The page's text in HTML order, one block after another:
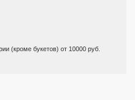
(кроме букетов) от 10000 руб.